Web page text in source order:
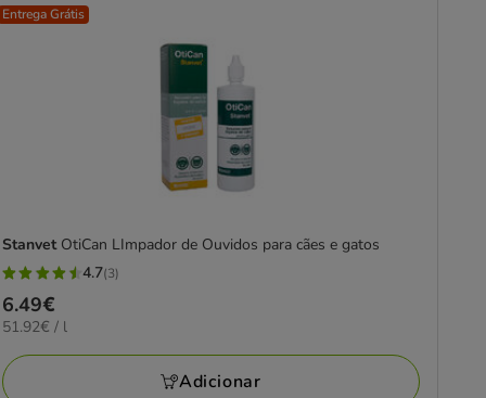
Entrega Grátis
Stanvet OtiCan LImpador de Ouvidos para cães e gatos
4.7
estrelas
com
3
avaliações
4.7(3)
Preço
6.49€
6.49€
51.92€
L
51.92€ / l
Adicionar